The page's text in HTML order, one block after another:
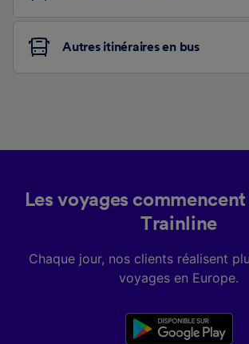
Autres itinéraires en bus
Les voyages
Trainline
Chaque jour, nos clients réalisent
voyages en Europe.